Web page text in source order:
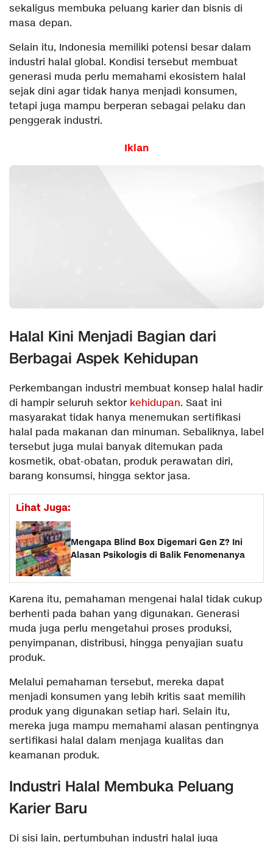
sekaligus membuka peluang karier dan bisnis di
masa depan.
Selain itu, Indonesia memiliki potensi besar dalam
industri halal global. Kondisi tersebut membuat
generasi muda perlu memahami ekosistem halal
sejak dini agar tidak hanya menjadi konsumen,
tetapi juga mampu berperan sebagai pelaku dan
penggerak industri.
Iklan
Halal Kini Menjadi Bagian dari
Berbagai Aspek Kehidupan
Perkembangan industri membuat konsep halal hadir
di hampir seluruh sektor kehidupan. Saat ini
masyarakat tidak hanya menemukan sertifikasi
halal pada makanan dan minuman. Sebaliknya, label
tersebut juga mulai banyak ditemukan pada
kosmetik, obat-obatan, produk perawatan diri,
barang konsumsi, hingga sektor jasa.
Lihat Juga:
Mengapa Blind Box Digemari Gen Z? Ini
Alasan Psikologis di Balik Fenomenanya
Karena itu, pemahaman mengenai halal tidak cukup
berhenti pada bahan yang digunakan. Generasi
muda juga perlu mengetahui proses produksi,
penyimpanan, distribusi, hingga penyajian suatu
produk.
Melalui pemahaman tersebut, mereka dapat
menjadi konsumen yang lebih kritis saat memilih
produk yang digunakan setiap hari. Selain itu,
mereka juga mampu memahami alasan pentingnya
sertifikasi halal dalam menjaga kualitas dan
keamanan produk.
Industri Halal Membuka Peluang
Karier Baru
Di sisi lain, pertumbuhan industri halal juga